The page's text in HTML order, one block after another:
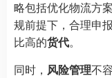
略包括优化物流方
规前提下，合理申
比高的货代。
同时， 风险管理不